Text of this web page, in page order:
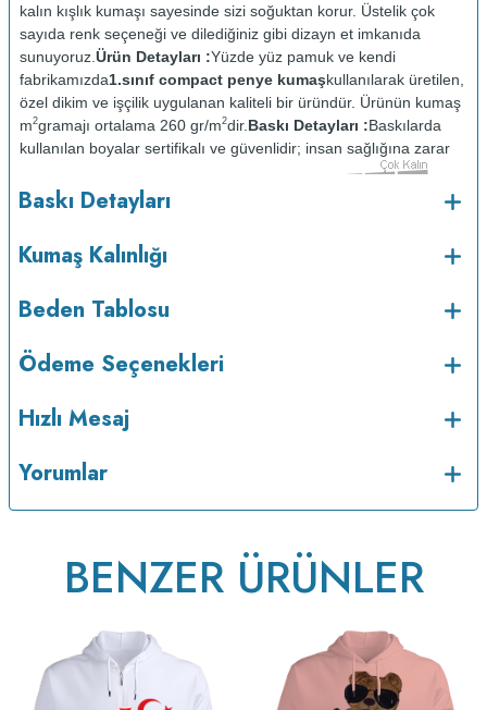
kalın kışlık kumaşı sayesinde sizi soğuktan korur. Üstelik çok
sayıda renk seçeneği ve dilediğiniz gibi dizayn et imkanıda
sunuyoruz. Ürün Detayları :Yüzde yüz pamuk ve kendi
fabrikamızda1.sınıf compact penye kumaşkullanılarak üretilen,
özel dikim ve işçilik uygulanan kaliteli bir üründür. Ürünün kumaş
m2gramajı ortalama 260 gr/m2dir. Baskı Detayları :Baskılarda
kullanılan boyalar sertifikalı ve güvenlidir; insan sağlığına zarar
vermez.
Kumaş Kalınlığı :
Bakım : Kısa programda maksimum 30
kurutulmaz.Orta ısıda ve tersten ütülenir.
Baskı Detayları
Kumaş Kalınlığı
Beden Tablosu
Ödeme Seçenekleri
Hızlı Mesaj
Yorumlar
BENZER ÜRÜNLER